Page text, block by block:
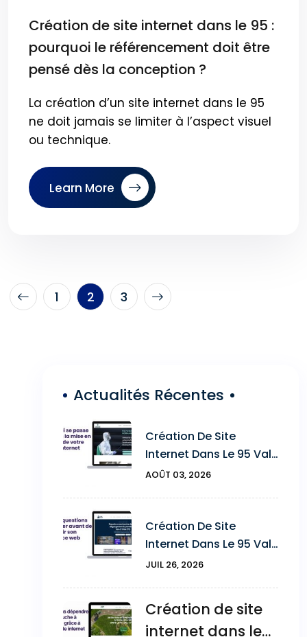
Création de site internet dans le 95 :
pourquoi le référencement doit être
pensé dès la conception ?
La création d’un site internet dans le 95
ne doit jamais se limiter à l’aspect visuel
ou technique.
Learn More
1 2 3
Actualités Récentes
Création De Site
Internet Dans Le 95 Val-
D’Oise : Ce Qui Se Passe
AOÛT 03, 2026
Création De Site
Internet Dans Le 95 Val-
D’Oise : Les 7 Questions
Web
JUIL 26, 2026
Création de site
internet dans le